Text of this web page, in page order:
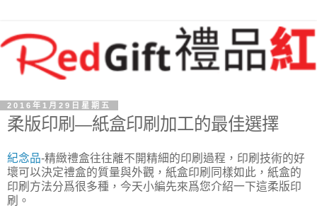
2016年1月29日星期五
柔版印刷—紙盒印刷加工的最佳選擇
紀念品-精緻禮盒往往離不開精細的印刷過程，印刷技術的好
壞可以決定禮盒的質量與外觀，紙盒印刷同樣如此，紙盒的
印刷方法分爲很多種，今天小編先來爲您介紹一下這柔版印
刷。